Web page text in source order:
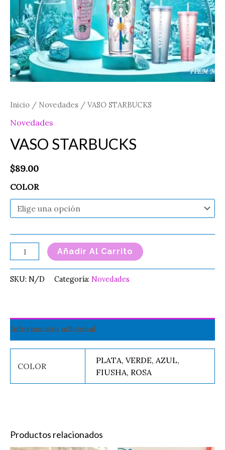
Inicio / Novedades / VASO STARBUCKS
Novedades
VASO STARBUCKS
$89.00
COLOR
Añadir Al Carrito
SKU: N/D Categoría: Novedades
Información adicional
COLOR
PLATA, VERDE, AZUL,
FIUSHA, ROSA
Productos relacionados